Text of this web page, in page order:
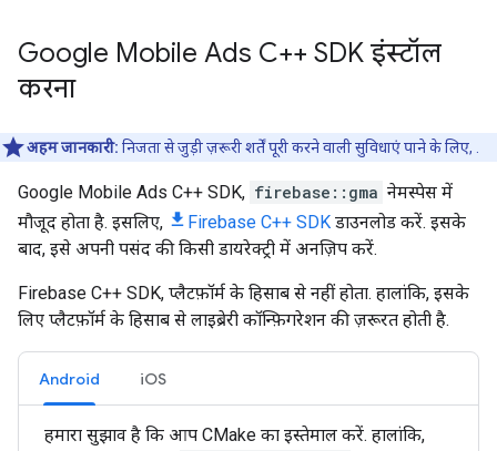
Google Mobile Ads C++ SDK इंस्टॉल
करना
अहम जानकारी: निजता से जुड़ी ज़रूरी शर्तें पूरी करने वाली सुविधाएं पाने के लिए, .
Google Mobile Ads C++ SDK, firebase::gma नेमस्पेस में
मौजूद होता है. इसलिए,
Firebase C++ SDK डाउनलोड करें. इसके
बाद, इसे अपनी पसंद की किसी डायरेक्ट्री में अनज़िप करें.
Firebase C++ SDK, प्लैटफ़ॉर्म के हिसाब से नहीं होता. हालांकि, इसके
लिए प्लैटफ़ॉर्म के हिसाब से लाइब्रेरी कॉन्फ़िगरेशन की ज़रूरत होती है.
Android iOS
हमारा सुझाव है कि आप CMake का इस्तेमाल करें. हालांकि,